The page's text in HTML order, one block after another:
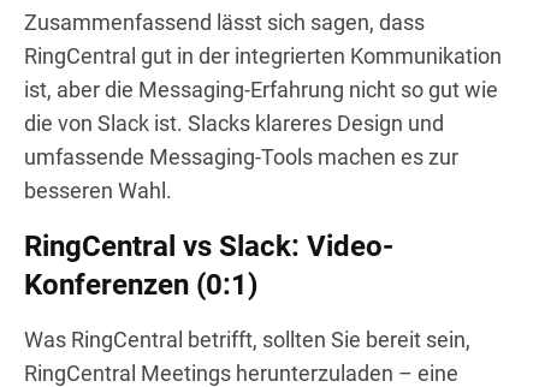
Zusammenfassend lässt sich sagen, dass
RingCentral gut in der integrierten Kommunikation
ist, aber die Messaging-Erfahrung nicht so gut wie
die von Slack ist. Slacks klareres Design und
umfassende Messaging-Tools machen es zur
besseren Wahl.
RingCentral vs Slack: Video-
Konferenzen (0:1)
Was RingCentral betrifft, sollten Sie bereit sein,
RingCentral Meetings herunterzuladen – eine